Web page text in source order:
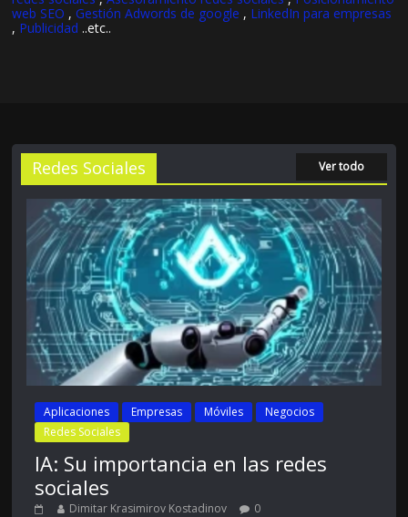
web SEO ,Gestión Adwords de google , LinkedIn para empresas
, Publicidad ..etc..
Redes Sociales Ver todo
Aplicaciones Empresas Móviles
Negocios
Redes Sociales
IA: Su importancia en las redes
sociales
Dimitar Krasimirov Kostadinov 0